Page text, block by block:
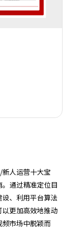
人运营十大宝
通过精准定位目
、利用平台算法
更加高效地推动
市场中脱颖而